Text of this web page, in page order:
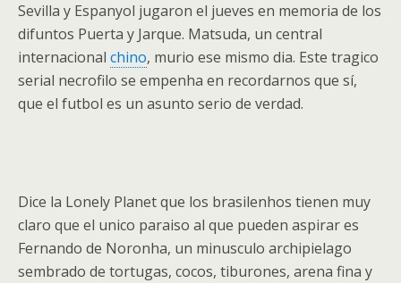
Sevilla y Espanyol jugaron el jueves en memoria de los
difuntos Puerta y Jarque. Matsuda, un central
internacional chino, murio ese mismo dia. Este tragico
serial necrofilo se empenha en recordarnos que sí,
que el futbol es un asunto serio de verdad.
Dice la Lonely Planetque los brasilenhos tienen muy
claro que el unico paraiso al que pueden aspirar es
Fernando de Noronha, un minusculo archipielago
sembrado de tortugas, cocos, tiburones, arena fina y